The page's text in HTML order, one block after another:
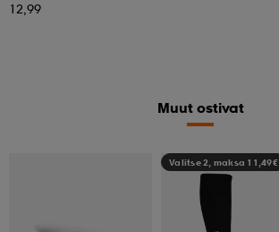
12,99
Muut ostivat
Valitse 2, maksa 11,49€